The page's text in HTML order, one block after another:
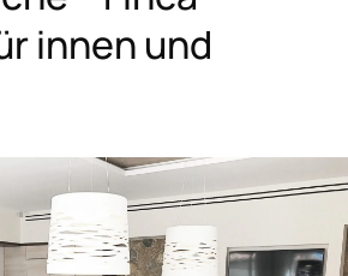
innen und